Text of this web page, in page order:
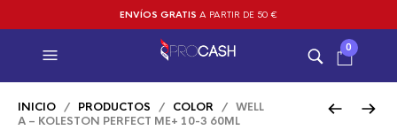
ENVÍOS GRATIS A PARTIR DE 50 €
0
INICIO / PRODUCTOS / COLOR / WELL
A – KOLESTON PERFECT ME+ 10-3 60ML